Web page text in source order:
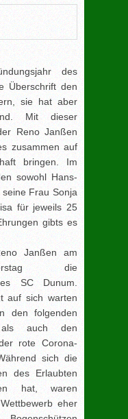
des
Überschrift den
sie hat aber
Mit dieser
Reno Janßen
zusammen auf
bringen. Im
sowohl Hans-
Frau Sonja
für jeweils 25
gibts es
Janßen am
die
SC Dunum.
auf sich warten
den folgenden
auch den
rote Corona-
sich die
des Erlaubten
hat, waren
eher